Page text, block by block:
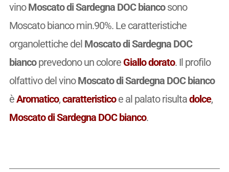
vinoMoscato di Sardegna DOC biancosono
Moscato bianco min.90%. Le caratteristiche
organolettiche delMoscato di Sardegna DOC
biancoprevedono un colore Giallo dorato. Il profilo
olfattivo del vinoMoscato di Sardegna DOC bianco
èAromatico,caratteristicoe al palato risultadolce,
Moscato di Sardegna DOC bianco.